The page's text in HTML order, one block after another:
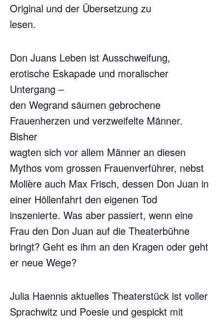
Original und der Übersetzung zu
lesen.
Don Juans Leben ist Ausschweifung,
erotische Eskapade und moralischer
Untergang –
den Wegrand säumen gebrochene
Frauenherzen und verzweifelte Männer.
Bisher
wagten sich vor allem Männer an diesen
Mythos vom grossen Frauenverführer, nebst
Molière auch Max Frisch, dessen Don Juan in
einer Höllenfahrt den eigenen Tod
inszenierte. Was aber passiert, wenn eine
Frau den Don Juan auf die Theaterbühne
bringt? Geht es ihm an den Kragen oder geht
er neue Wege?
Julia Haennis aktuelles Theaterstück ist voller
Sprachwitz und Poesie und gespickt mit